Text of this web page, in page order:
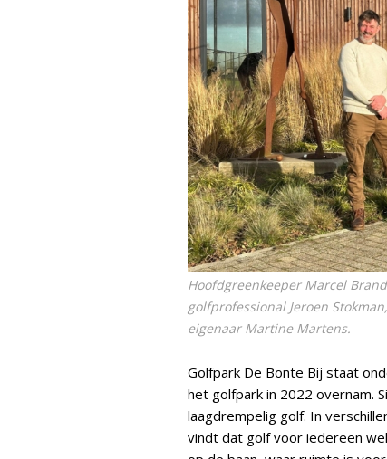
Hoofdgreenkeeper Marcel
golfprofessional Jeroen
eigenaar Martine Martens.
Golfpark De Bonte Bij staat
het golfpark in 2022 overnam.
laagdrempelig golf. In
vindt dat golf voor iedereen